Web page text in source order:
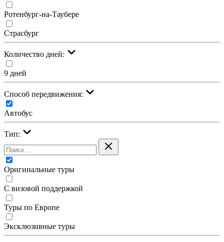
Ротенбург-на-Таубере
Страсбург
Количество дней:
9 дней
Cпособ передвижения:
Автобус
Тип:
Оригинальные туры
С визовой поддержкой
Туры по Европе
Эксклюзивные туры